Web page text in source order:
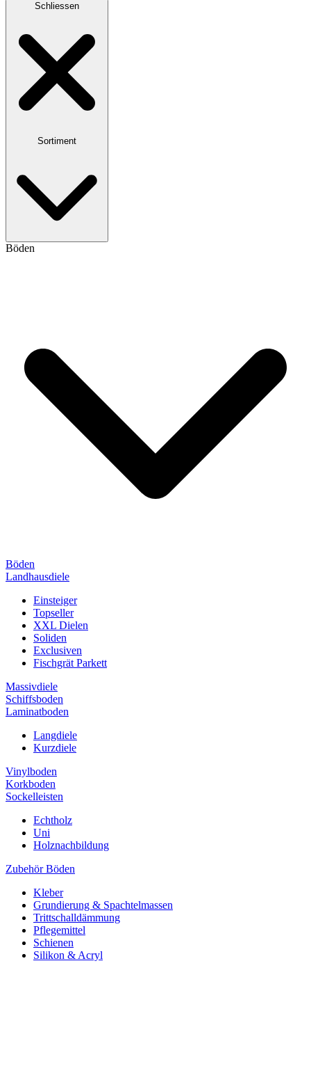
Schliessen
Sortiment
Böden
Böden
Landhausdiele
Einsteiger
Topseller
XXL Dielen
Soliden
Exclusiven
Fischgrät Parkett
Massivdiele
Schiffsboden
Laminatboden
Langdiele
Kurzdiele
Vinylboden
Korkboden
Sockelleisten
Echtholz
Uni
Holznachbildung
Zubehör Böden
Kleber
Grundierung & Spachtelmassen
Trittschalldämmung
Pflegemittel
Schienen
Silikon & Acryl